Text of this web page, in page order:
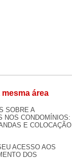
área
SOBRE A
NOS CONDOMÍNIOS:
E COLOCAÇÃO
ACESSO AOS
DOS